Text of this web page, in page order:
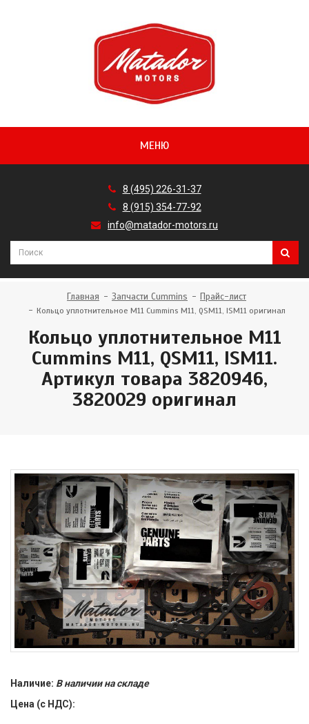
МЕНЮ
8 (495) 226-31-37
8 (915) 354-77-92
info@matador-motors.ru
Главная Запчасти Cummins Прайс-лист
Кольцо уплотнительное M11 Cummins M11, QSM11, ISM11 оригинал
Кольцо уплотнительное M11
Cummins M11, QSM11, ISM11.
Артикул товара 3820946,
3820029 оригинал
Наличие: В наличии на складе
Цена (с НДС):